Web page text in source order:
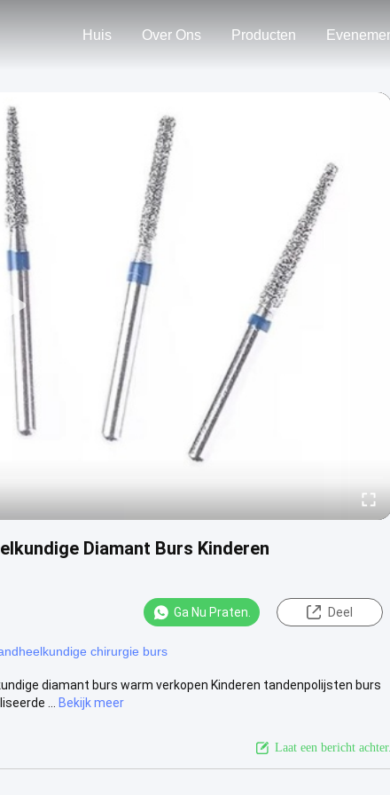
Huis Over Ons Producten
Diamant Burs Kinderen
Ga Nu Praten. Deel
chirurgie burs
diamant burs warm verkopen Kinderen tandenpolijsten burs
...
Bekijk meer
Laat een bericht achter.